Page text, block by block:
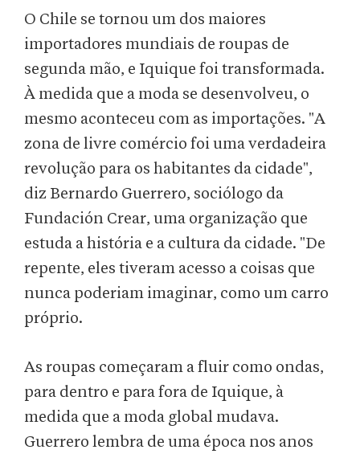
O Chile se tornou um dos maiores
importadores mundiais de roupas de
segunda mão, e Iquique foi transformada.
À medida que a moda se desenvolveu, o
mesmo aconteceu com as importações. "A
zona de livre comércio foi uma verdadeira
revolução para os habitantes da cidade",
diz Bernardo Guerrero, sociólogo da
Fundación Crear, uma organização que
estuda a história e a cultura da cidade. "De
repente, eles tiveram acesso a coisas que
nunca poderiam imaginar, como um carro
próprio.
As roupas começaram a fluir como ondas,
para dentro e para fora de Iquique, à
medida que a moda global mudava.
Guerrero lembra de uma época nos anos